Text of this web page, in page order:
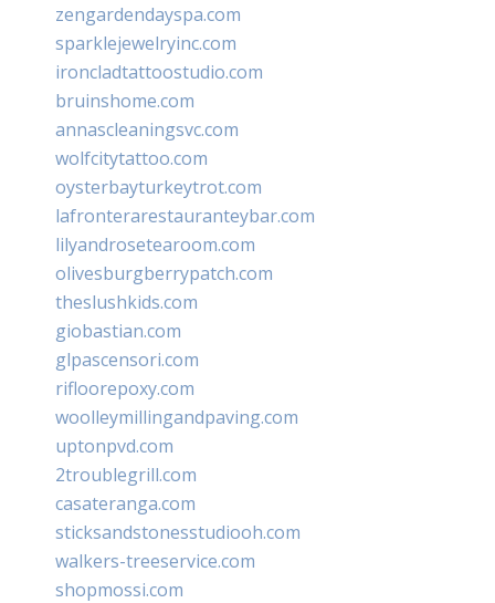
zengardendayspa.com
sparklejewelryinc.com
ironcladtattoostudio.com
bruinshome.com
annascleaningsvc.com
wolfcitytattoo.com
oysterbayturkeytrot.com
lafronterarestauranteybar.com
lilyandrosetearoom.com
olivesburgberrypatch.com
theslushkids.com
giobastian.com
glpascensori.com
rifloorepoxy.com
woolleymillingandpaving.com
uptonpvd.com
2troublegrill.com
casateranga.com
sticksandstonesstudiooh.com
walkers-treeservice.com
shopmossi.com